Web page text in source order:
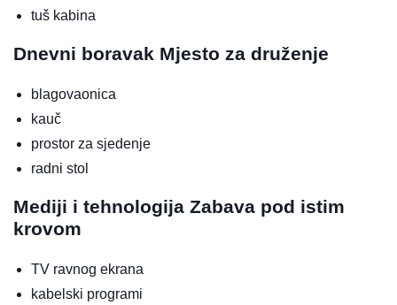
tuš kabina
Dnevni boravak Mjesto za druženje
blagovaonica
kauč
prostor za sjedenje
radni stol
Mediji i tehnologija Zabava pod istim
krovom
TV ravnog ekrana
kabelski programi